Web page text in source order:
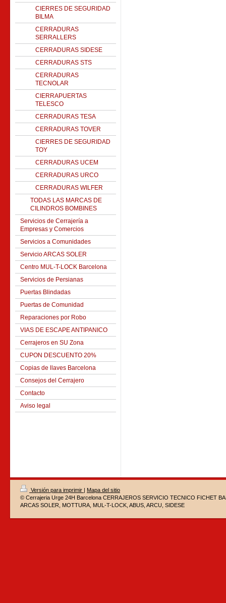
CIERRES DE SEGURIDAD
BILMA
CERRADURAS
SERRALLERS
CERRADURAS SIDESE
CERRADURAS STS
CERRADURAS
TECNOLAR
CIERRAPUERTAS
TELESCO
CERRADURAS TESA
CERRADURAS TOVER
CIERRES DE SEGURIDAD
TOY
CERRADURAS UCEM
CERRADURAS URCO
CERRADURAS WILFER
TODAS LAS MARCAS DE
CILINDROS BOMBINES
Servicios de Cerrajería a
Empresas y Comercios
Servicios a Comunidades
Servicio ARCAS SOLER
Centro MUL-T-LOCK Barcelona
Servicios de Persianas
Puertas Blindadas
Puertas de Comunidad
Reparaciones por Robo
VIAS DE ESCAPE ANTIPANICO
Cerrajeros en SU Zona
CUPON DESCUENTO 20%
Copias de llaves Barcelona
Consejos del Cerrajero
Contacto
Aviso legal
Versión para imprimir | Mapa del sitio
© Cerrajeria Urge 24H Barcelona CERRAJEROS SERVICIO TECNICO FICHET
ARCAS SOLER, MOTTURA, MUL-T-LOCK, ABUS, ARCU, SIDESE